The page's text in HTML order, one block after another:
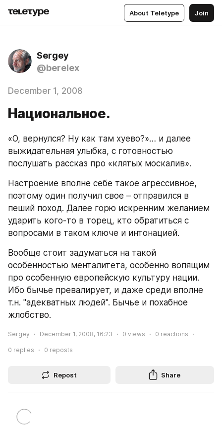
About Teletype Join
Sergey
@berelex
December 1, 2008
Национальное.
«О, вернулся? Ну как там хуево?»… и далее
выжидательная улыбка, с готовностью
послушать рассказ про «клятых москалив».
Настроение вполне себе такое агрессивное,
поэтому один получил свое – отправился в
пеший поход. Далее горю искренним желанием
ударить кого-то в торец, кто обратиться с
вопросами в таком ключе и интонацией.
Вообще стоит задуматься на такой
особенностью менталитета, особенно вопящим
про особенную европейскую культуру нации.
Ибо бычье превалирует, и даже среди вполне
т.н. "адекватных людей". Бычье и похабное
жлобство.
Sergey December 1, 2008, 16:23 0 views 0 reactions
0 replies 0 reposts
Repost Share